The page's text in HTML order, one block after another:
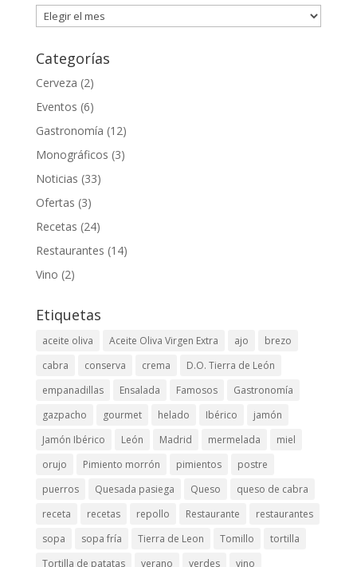
Archivos
Categorías
Cerveza (2)
Eventos (6)
Gastronomía (12)
Monográficos (3)
Noticias (33)
Ofertas (3)
Recetas (24)
Restaurantes (14)
Vino (2)
Etiquetas
aceite oliva Aceite Oliva Virgen Extra ajo
brezo
cabra
conserva crema
D.O. Tierra de León
empanadillas
Ensalada Famosos
Gastronomía
gazpacho
gourmet helado Ibérico
jamón
Jamón Ibérico
León Madrid mermelada
miel
orujo
Pimiento morrón pimientos
postre
puerros
Quesada pasiega Queso
queso de cabra
receta
recetas repollo Restaurante
restaurantes
sopa
sopa fría Tierra de Leon Tomillo
tortilla
Tortilla de patatas
verano verdes vino